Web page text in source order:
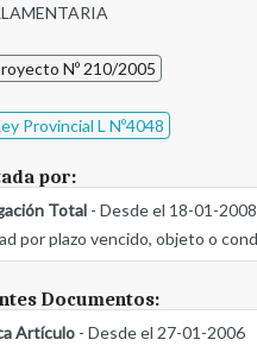
Nº 210/2005
Provincial L Nº4048
por:
Total - Desde el 18-01-2008
por plazo vencido, objeto o
Documentos:
Artículo - Desde el 27-01-2006